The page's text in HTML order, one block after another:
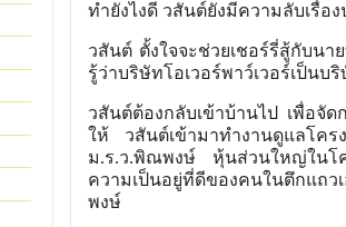
ทำยังไงดี วสันต์ยังมีความลับเรื่อ
วสันต์ ตั้งใจจะช่วยเชอร์รี่สู้กับน
รู้ว่าบริษัทโอเวอร์พาว์เวอร์เป็นบ
วสันต์ต้องกลับเข้าบ้านไป เพื่อจั
ให้ วสันต์เข้ามาทำงานดูแลโคร
ม.ร.ว.พิณพงษ์ หุ้นส่วนใหญ่ในโค
ความเป็นอยู่ที่ดีของคนในตึกแถว
พงษ์